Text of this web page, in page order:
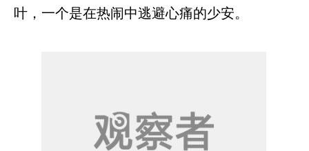
叶，一个是在热闹中逃避心痛的少安。